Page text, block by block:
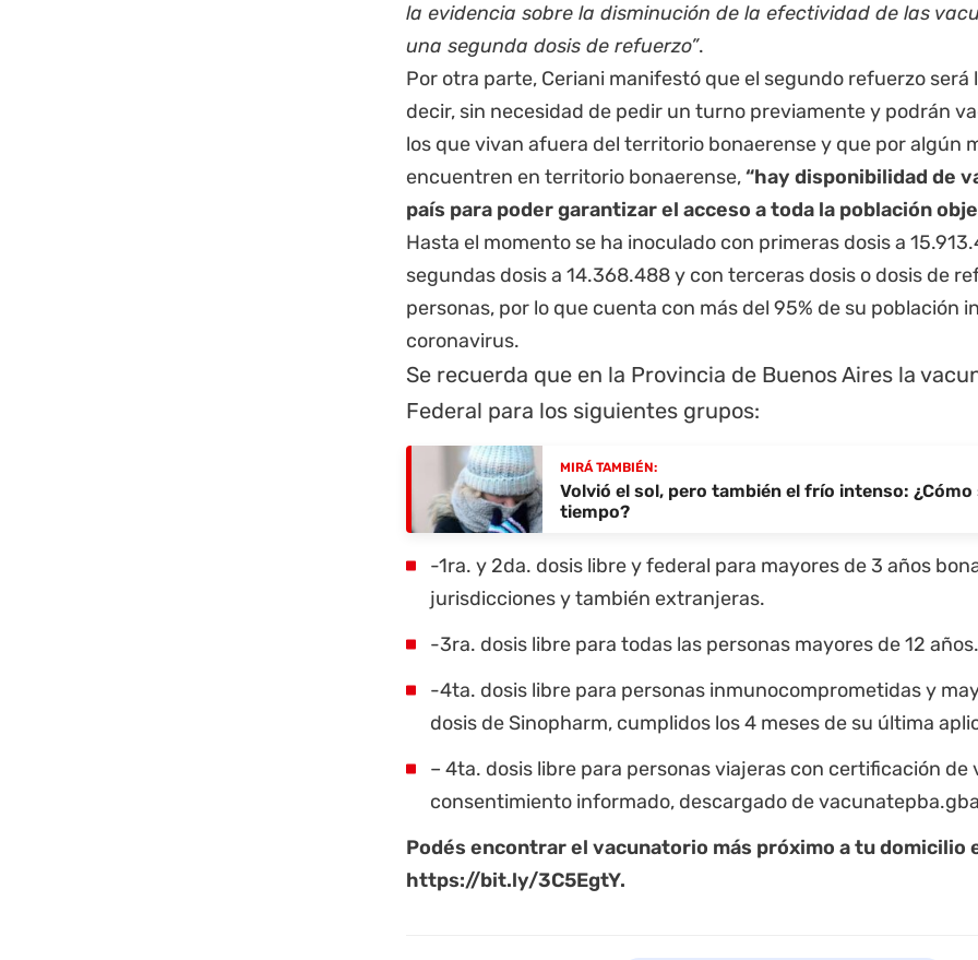
la evidencia sobre la disminución de la efectividad de las
una segunda dosis de refuerzo”.
Por otra parte, Ceriani manifestó que el segundo refuerzo será
decir, sin necesidad de pedir un turno previamente y podrán
los que vivan afuera del territorio bonaerense y que por algún
encuentren en territorio bonaerense,“hay disponibilidad de
país para poder garantizar el acceso a toda la población
Hasta el momento se ha inoculado con primeras dosis a
segundas dosis a 14.368.488 y con terceras dosis o dosis de
personas, por lo que cuenta con más del 95% de su población
coronavirus.
Se recuerda que en la Provincia de Buenos Aires la
Federal para los siguientes grupos:
MIRÁ TAMBIÉN:
Volvió el sol, pero también el frío intenso: ¿Cómo
tiempo?
-1ra. y 2da. dosis libre y federal para mayores de 3 años
jurisdicciones y también extranjeras.
-3ra. dosis libre para todas las personas mayores de 12 años.
-4ta. dosis libre para personas inmunocomprometidas y
dosis de Sinopharm, cumplidos los 4 meses de su última
– 4ta. dosis libre para personas viajeras con certificación de
consentimiento informado, descargado de
Podés encontrar el vacunatorio más próximo a tu domicilio
https://bit.ly/3C5EgtY.